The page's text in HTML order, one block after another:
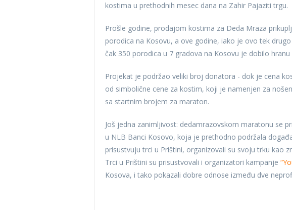
kostima u prethodnih mesec dana na Zahir Pajaziti trgu.
Prošle godine, prodajom kostima za Deda Mraza
porodica na Kosovu, a ove godine, iako je ovo tek
čak 350 porodica u 7 gradova na Kosovu je dobilo hranu
Projekat je podržao veliki broj donatora - dok je cena
od simbolične cene za kostim, koji je namenjen za
sa startnim brojem za maraton.
Još jedna zanimljivost: dedamrazovskom maratonu se
u NLB Banci Kosovo, koja je prethodno podržala
prisustvuju trci u Prištini, organizovali su svoju trku kao
Trci u Prištini su prisustvovali i organizatori kampanje
Kosova, i tako pokazali dobre odnose između dve